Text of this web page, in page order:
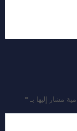
مشار إليها بـ *